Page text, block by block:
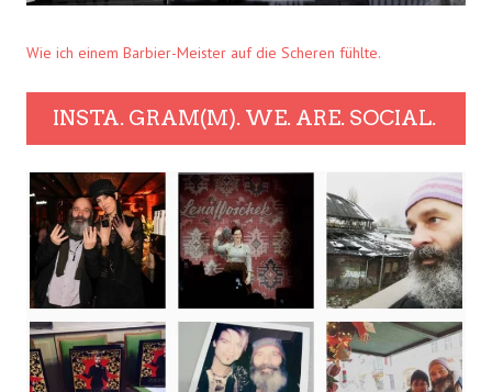
Wie ich einem Barbier-Meister auf die Scheren fühlte.
INSTA. GRAM(M). WE. ARE. SOCIAL.